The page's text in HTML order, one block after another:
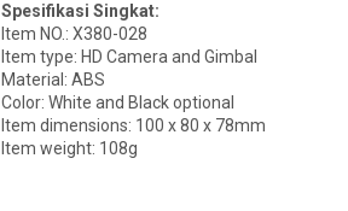
Spesifikasi Singkat:
Item NO.: X380-028
Item type: HD Camera and Gimbal
Material: ABS
Color: White and Black optional
Item dimensions: 100 x 80 x 78mm
Item weight: 108g